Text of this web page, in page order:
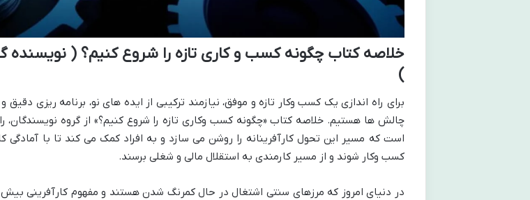
خلاصه کتاب چگونه کسب و کاری تازه را شروع کنیم؟ ( نویسنده
)
برای راه اندازی یک کسب وکار تازه و موفق، نیازمند ترکیبی از ایده های نو، برنامه ریزی دقیق
چالش ها هستیم. خلاصه کتاب «چگونه کسب وکاری تازه را شروع کنیم؟» از گروه نویسندگان،
است که مسیر این تحول کارآفرینانه را روشن می سازد و به افراد کمک می کند تا با آمادگی
کسب وکار شوند و از مسیر کارمندی به استقلال مالی و شغلی برسند.
در دنیای امروز که مرزهای سنتی اشتغال در حال کمرنگ شدن هستند و مفهوم کارآفرینی بیش